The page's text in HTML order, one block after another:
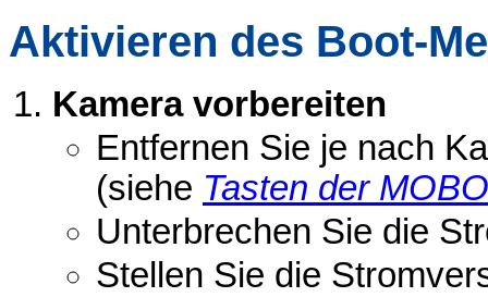
Aktivieren des Boot-
Kamera vorbereiten
Entfernen Sie je nach
(siehe Tasten der
Unterbrechen Sie die
Stellen Sie die